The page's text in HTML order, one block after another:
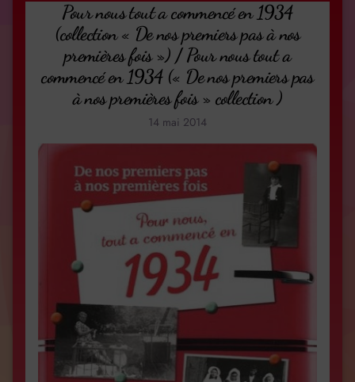
Pour nous tout a commencé en 1934
(collection « De nos premiers pas à nos
premières fois ») / Pour nous tout a
commencé en 1934 (« De nos premiers pas
à nos premières fois » collection )
14 mai 2014